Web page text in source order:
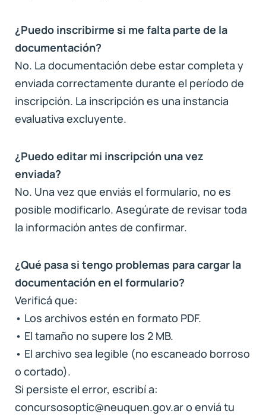
¿Puedo inscribirme si me falta parte de la
documentación?
No. La documentación debe estar completa y
enviada correctamente durante el período de
inscripción. La inscripción es una instancia
evaluativa excluyente.
¿Puedo editar mi inscripción una vez
enviada?
No. Una vez que enviás el formulario, no es
posible modificarlo. Asegúrate de revisar toda
la información antes de confirmar.
¿Qué pasa si tengo problemas para cargar la
documentación en el formulario?
Verificá que:
• Los archivos estén en formato PDF.
• El tamaño no supere los 2 MB.
• El archivo sea legible (no escaneado borroso
o cortado).
Si persiste el error, escribí a:
concursosoptic@neuquen.gov.ar o enviá tu